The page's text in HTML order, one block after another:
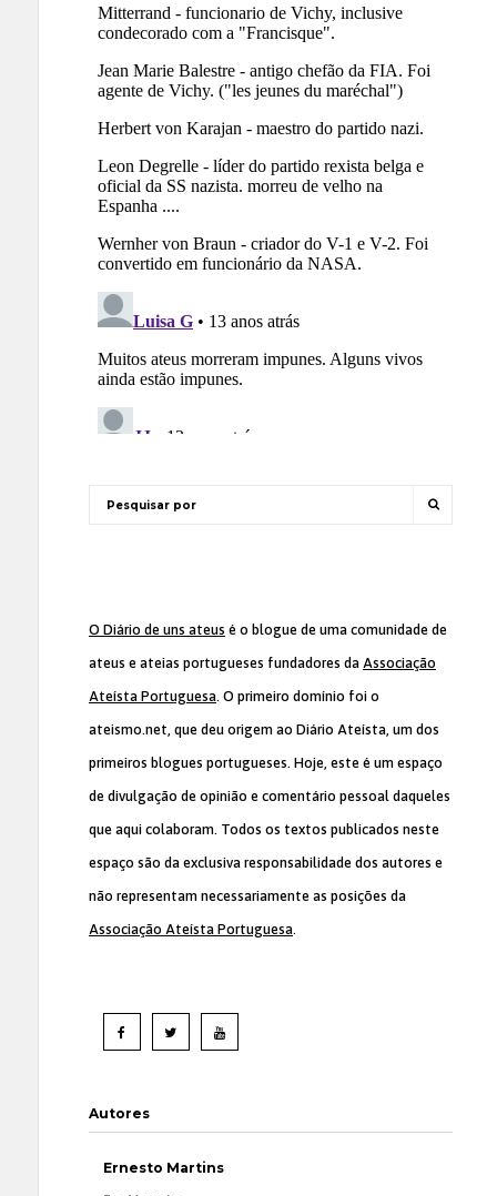
O Diário de uns ateus é o blogue de uma comunidade de
ateus e ateias portugueses fundadores da Associação
Ateísta Portuguesa. O primeiro domínio foi o
ateismo.net, que deu origem ao Diário Ateísta, um dos
primeiros blogues portugueses. Hoje, este é um espaço
de divulgação de opinião e comentário pessoal daqueles
que aqui colaboram. Todos os textos publicados neste
espaço são da exclusiva responsabilidade dos autores e
não representam necessariamente as posições da
Associação Ateísta Portuguesa.
Autores
Ernesto Martins